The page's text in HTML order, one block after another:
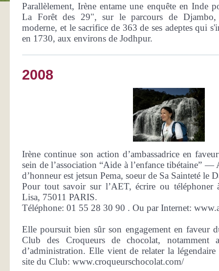
Parallèlement, Irène entame une enquête en Inde
La Forêt des 29", sur le parcours de Djambo,
moderne, et le sacrifice de 363 de ses adeptes qui
en 1730, aux environs de Jodhpur.
2008
Irène continue son action d’ambassadrice en
sein de l’association “Aide à l’enfance tibétaine”
d’honneur est jetsun Pema, soeur de Sa Sainteté le
Pour tout savoir sur l’AET, écrire ou téléphoner
Lisa, 75011 PARIS.
Téléphone: 01 55 28 30 90 . Ou par Internet:
Elle poursuit bien sûr son engagement en faveur
Club des Croqueurs de chocolat, notamment
d’administration. Elle vient de relater la
site du Club: www.croqueurschocolat.com/